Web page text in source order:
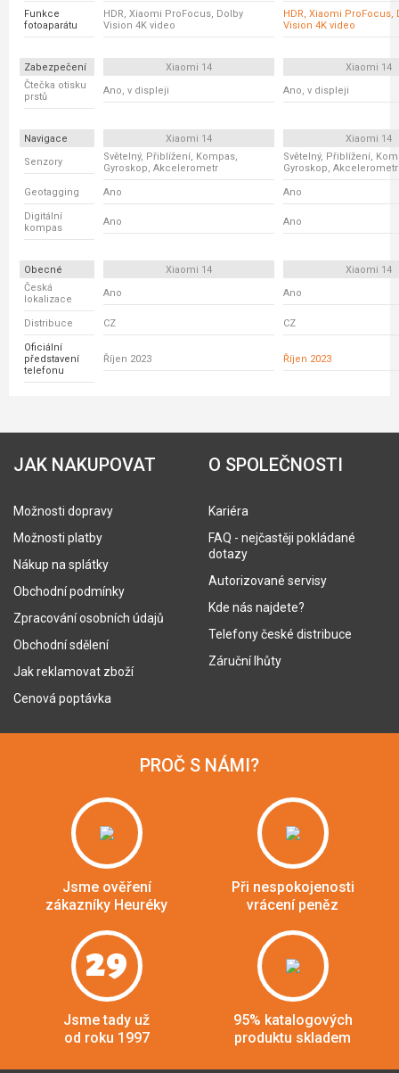
Funkce
fotoaparátu
HDR, Xiaomi ProFocus, Dolby
Vision 4K video
HDR, Xiaomi ProFocus,
Vision 4K video
Zabezpečení Xiaomi 14
Xiaomi 14
Čtečka otisku
prstů
Ano, v displeji Ano, v displeji
Navigace Xiaomi 14
Xiaomi 14
Senzory
Světelný, Přiblížení, Kompas,
Gyroskop, Akcelerometr
Světelný, Přiblížení,
Gyroskop, Akcelerometr
Geotagging Ano Ano
Digitální
kompas
Ano Ano
Obecné Xiaomi 14
Xiaomi 14
Česká
lokalizace
Ano Ano
Distribuce CZ CZ
Oficiální
představení
telefonu
Říjen 2023 Říjen 2023
JAK NAKUPOVAT
Možnosti dopravy
Možnosti platby
Nákup na splátky
Obchodní podmínky
Zpracování osobních údajů
Obchodní sdělení
Jak reklamovat zboží
Cenová poptávka
O SPOLEČNOSTI
Kariéra
FAQ - nejčastěji pokládané
dotazy
Autorizované servisy
Kde nás najdete?
Telefony české distribuce
Záruční lhůty
PROČ S NÁMI?
Jsme ověření
zákazníky Heuréky
Při nespokojenosti
vrácení peněz
29
Jsme tady už
od roku 1997
95% katalogových
produktu skladem